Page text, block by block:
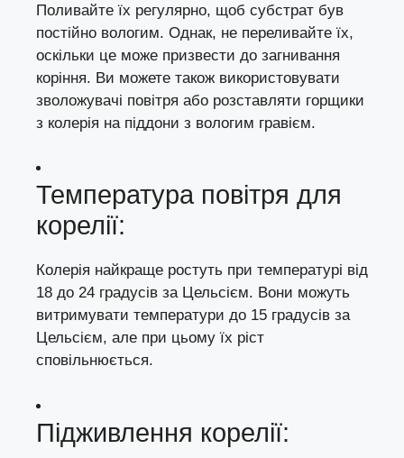
Поливайте їх регулярно, щоб субстрат був
постійно вологим. Однак, не переливайте їх,
оскільки це може призвести до загнивання
коріння. Ви можете також використовувати
зволожувачі повітря або розставляти горщики
з колерія на піддони з вологим гравієм.
Температура повітря для
корелії:
Колерія найкраще ростуть при температурі від
18 до 24 градусів за Цельсієм. Вони можуть
витримувати температури до 15 градусів за
Цельсієм, але при цьому їх ріст
сповільнюється.
Підживлення корелії: